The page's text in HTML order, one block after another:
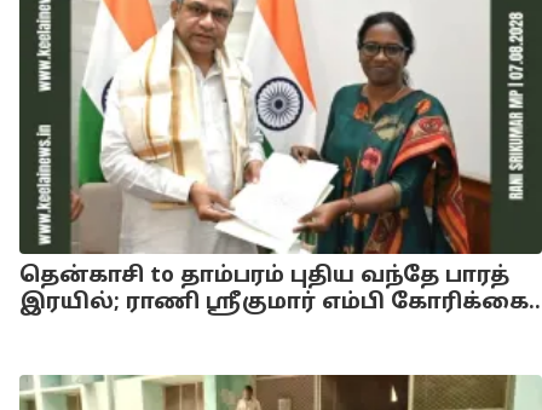
தென்காசி to தாம்பரம் புதிய வந்தே பாரத்
இரயில்; ராணி ஸ்ரீகுமார் எம்பி கோரிக்கை..